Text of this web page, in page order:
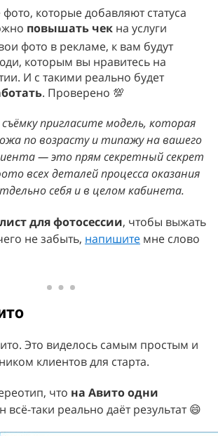
которые добавляют статуса
повышать чек на услуги
фото в рекламе, к вам будут
которым вы нравитесь на
И с такими реально будет
. Проверено 💯
пригласите модель, которая
по возрасту и типажу на вашего
— это прям секретный секрет
всех деталей процесса оказания
себя и в целом кабинета.
для фотосессии, чтобы выжать
не забыть, напишите мне слово
Это виделось самым простым и
клиентов для старта.
что на Авито одни
всё-таки реально даёт результат 😄